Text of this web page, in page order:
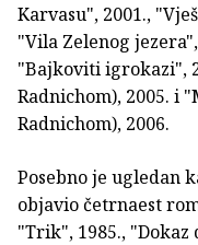
Karvasu", 2001.,
"Vila Zelenog
"Bajkoviti igrokazi",
Radnichom), 2005. i
Radnichom), 2006.
Posebno je ugledan
objavio četrnaest
"Trik", 1985., "Dokaz